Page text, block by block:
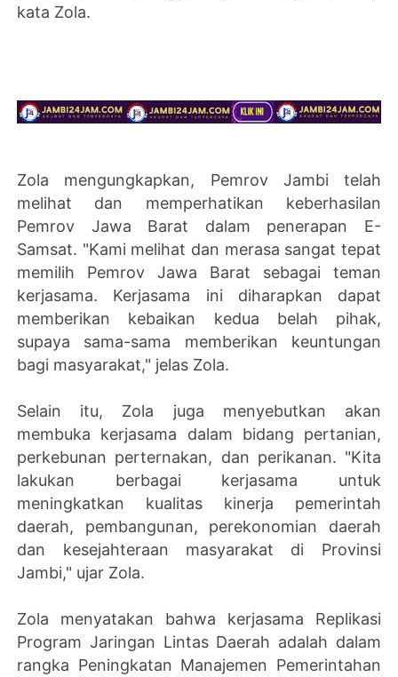
kata Zola.
Zola mengungkapkan, Pemrov Jambi telah
melihat dan memperhatikan keberhasilan
Pemrov Jawa Barat dalam penerapan E-
Samsat. "Kami melihat dan merasa sangat tepat
memilih Pemrov Jawa Barat sebagai teman
kerjasama. Kerjasama ini diharapkan dapat
memberikan kebaikan kedua belah pihak,
supaya sama-sama memberikan keuntungan
bagi masyarakat," jelas Zola.
Selain itu, Zola juga menyebutkan akan
membuka kerjasama dalam bidang pertanian,
perkebunan perternakan, dan perikanan. "Kita
lakukan berbagai kerjasama untuk
meningkatkan kualitas kinerja pemerintah
daerah, pembangunan, perekonomian daerah
dan kesejahteraan masyarakat di Provinsi
Jambi," ujar Zola.
Zola menyatakan bahwa kerjasama Replikasi
Program Jaringan Lintas Daerah adalah dalam
rangka Peningkatan Manajemen Pemerintahan